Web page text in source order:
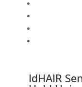
IdHAIR